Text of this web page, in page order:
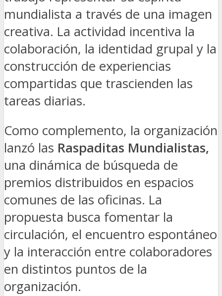
mundialista a través de una imagen
creativa. La actividad incentiva la
colaboración, la identidad grupal y la
construcción de experiencias
compartidas que trascienden las
tareas diarias.
Como complemento, la organización
lanzó las Raspaditas Mundialistas,
una dinámica de búsqueda de
premios distribuidos en espacios
comunes de las oficinas. La
propuesta busca fomentar la
circulación, el encuentro espontáneo
y la interacción entre colaboradores
en distintos puntos de la
organización.